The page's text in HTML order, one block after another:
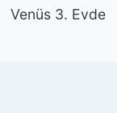
gezinmesi
Venüs 3. Evde